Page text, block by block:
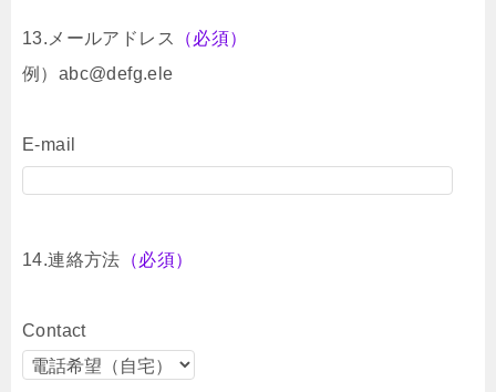
13.メールアドレス
（必須）
例）abc@defg.ele
E-mail
14.連絡方法 （必須）
Contact